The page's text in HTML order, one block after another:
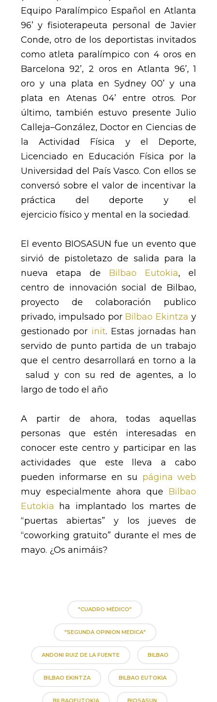
Equipo Paralímpico Español en Atlanta
96’ y fisioterapeuta personal de Javier
Conde, otro de los deportistas invitados
como atleta paralímpico con 4 oros en
Barcelona 92’, 2 oros en Atlanta 96’, 1
oro y una plata en Sydney 00’ y una
plata en Atenas 04’ entre otros. Por
último, también estuvo presente Julio
Calleja–González, Doctor en Ciencias de
la Actividad Física y el Deporte,
Licenciado en Educación Física por la
Universidad del País Vasco. Con ellos se
conversó sobre el valor de incentivar la
práctica del deporte y el
ejercicio físico y mental en la sociedad.
El evento BIOSASUN fue un evento que
sirvió de pistoletazo de salida para la
nueva etapa de Bilbao Eutokia, el
centro de innovación social de Bilbao,
proyecto de colaboración publico
privado, impulsado por Bilbao Ekintza y
gestionado por init. Estas jornadas han
servido de punto partida de un trabajo
que el centro desarrollará en torno a la
salud y con su red de agentes, a lo
largo de todo el año
A partir de ahora, todas aquellas
personas que estén interesadas en
conocer este centro y participar en las
actividades que este lleva a cabo
pueden informarse en su página web
muy especialmente ahora que Bilbao
Eutokia ha implantado los martes de
“puertas abiertas” y los jueves de
“coworking gratuito” durante el mes de
mayo. ¿Os animáis?
"CUADRO MÉDICO"
"SEGUNDA OPINION MEDICA"
ANDONI RUIZ DE LA FUENTE BILBAO
BILBAO EKINTZA BILBAO EUTOKIA
BILBAOEUTOKIA BIOSASUN